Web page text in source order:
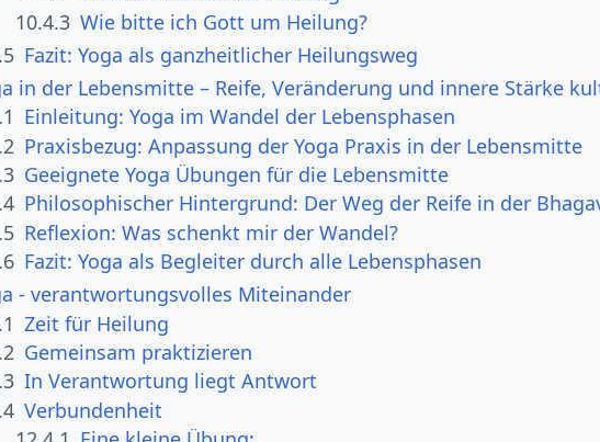
10.4.3 Wie bitte ich Gott um Heilung?
Fazit: Yoga als ganzheitlicher Heilungsweg
in der Lebensmitte – Reife, Veränderung und innere Stärke
Einleitung: Yoga im Wandel der Lebensphasen
Praxisbezug: Anpassung der Yoga Praxis in der Lebensmitte
Geeignete Yoga Übungen für die Lebensmitte
Philosophischer Hintergrund: Der Weg der Reife in der
Reflexion: Was schenkt mir der Wandel?
Fazit: Yoga als Begleiter durch alle Lebensphasen
- verantwortungsvolles Miteinander
Zeit für Heilung
Gemeinsam praktizieren
In Verantwortung liegt Antwort
Verbundenheit